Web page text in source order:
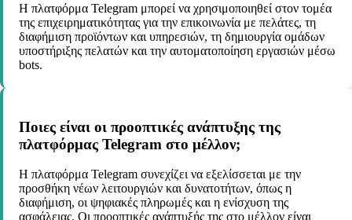
Η πλατφόρμα Telegram μπορεί να χρησιμοποιηθεί στον τομέα
της επιχειρηματικότητας για την επικοινωνία με πελάτες, τη
διαφήμιση προϊόντων και υπηρεσιών, τη δημιουργία ομάδων
υποστήριξης πελατών και την αυτοματοποίηση εργασιών μέσω
bots.
Ποιες είναι οι προοπτικές ανάπτυξης της
πλατφόρμας Telegram στο μέλλον;
Η πλατφόρμα Telegram συνεχίζει να εξελίσσεται με την
προσθήκη νέων λειτουργιών και δυνατοτήτων, όπως η
διαφήμιση, οι ψηφιακές πληρωμές και η ενίσχυση της
ασφάλειας. Οι προοπτικές ανάπτυξής της στο μέλλον είναι